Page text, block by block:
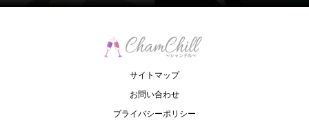
サイトマップ
お問い合わせ
プライバシーポリシー